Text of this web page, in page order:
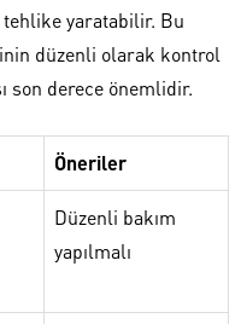
yaratabilir. Bu
düzenli olarak kontrol
son derece önemlidir.
Öneriler
Düzenli bakım
yapılmalı